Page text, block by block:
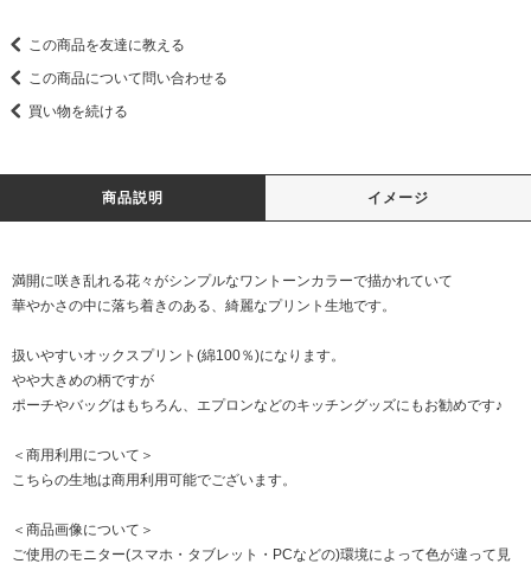
この商品を友達に教える
この商品について問い合わせる
買い物を続ける
商品説明 イメージ
満開に咲き乱れる花々がシンプルなワントーンカラーで描かれていて
華やかさの中に落ち着きのある、綺麗なプリント生地です。
扱いやすいオックスプリント(綿100％)になります。
やや大きめの柄ですが
ポーチやバッグはもちろん、エプロンなどのキッチングッズにもお勧めです♪
＜商用利用について＞
こちらの生地は商用利用可能でございます。
＜商品画像について＞
ご使用のモニター(スマホ・タブレット・PCなどの)環境によって色が違って見